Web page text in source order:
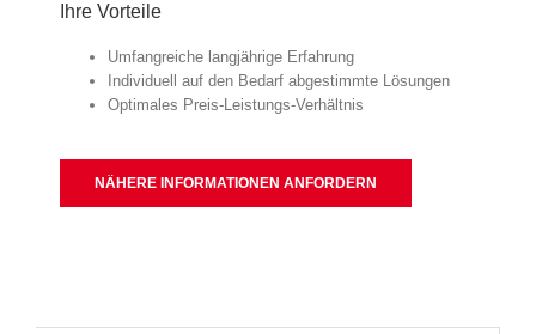
Ihre Vorteile
Umfangreiche langjährige Erfahrung
Individuell auf den Bedarf abgestimmte Lösungen
Optimales Preis-Leistungs-Verhältnis
NÄHERE INFORMATIONEN ANFORDERN